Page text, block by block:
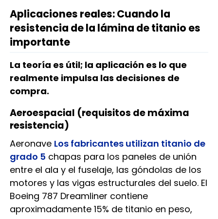
Aplicaciones reales: Cuando la
resistencia de la lámina de titanio es
importante
La teoría es útil; la aplicación es lo que
realmente impulsa las decisiones de
compra.
Aeroespacial (requisitos de máxima
resistencia)
Aeronave Los fabricantes utilizan titanio de
grado 5 chapas para los paneles de unión
entre el ala y el fuselaje, las góndolas de los
motores y las vigas estructurales del suelo. El
Boeing 787 Dreamliner contiene
aproximadamente 15% de titanio en peso,